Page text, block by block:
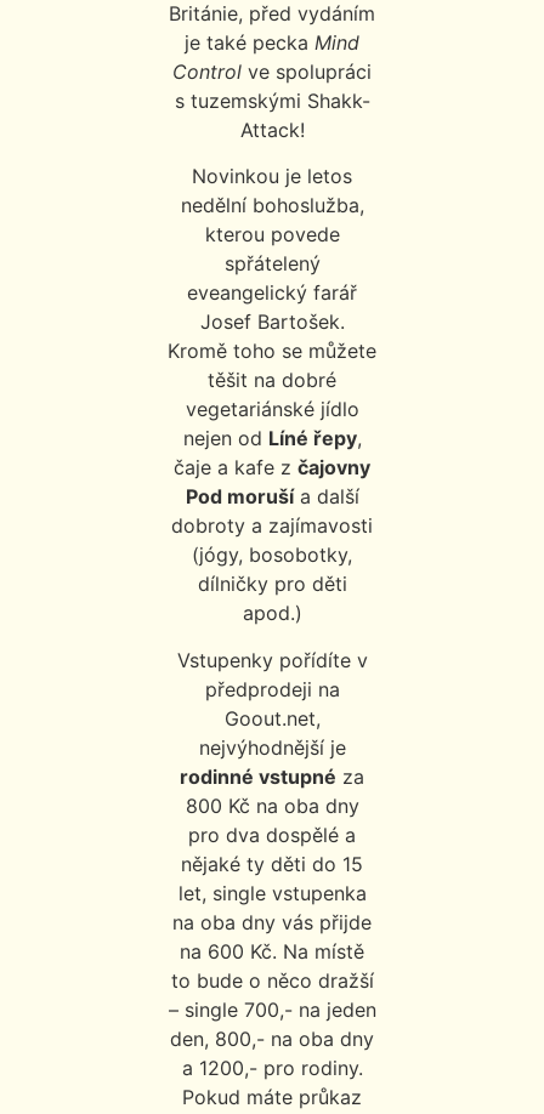
Británie, před vydáním
je také pecka Mind
Control ve spolupráci
s tuzemskými Shakk-
Attack!
Novinkou je letos
nedělní bohoslužba,
kterou povede
spřátelený
eveangelický farář
Josef Bartošek.
Kromě toho se můžete
těšit na dobré
vegetariánské jídlo
nejen od Líné řepy,
čaje a kafe z čajovny
Pod morušía další
dobroty a zajímavosti
(jógy, bosobotky,
dílničky pro děti
apod.)
Vstupenky pořídíte v
předprodeji na
Goout.net,
nejvýhodnější je
rodinné vstupné za
800 Kč na oba dny
pro dva dospělé a
nějaké ty děti do 15
let, single vstupenka
na oba dny vás přijde
na 600 Kč. Na místě
to bude o něco dražší
– single 700,- na jeden
den, 800,- na oba dny
a 1200,- pro rodiny.
Pokud máte průkaz